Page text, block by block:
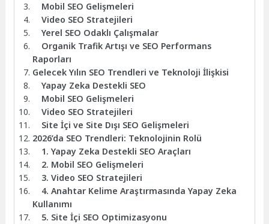
Mobil SEO Gelişmeleri
Video SEO Stratejileri
Yerel SEO Odaklı Çalışmalar
Organik Trafik Artışı ve SEO Performans
Raporları
Gelecek Yılın SEO Trendleri ve Teknoloji İlişkisi
Yapay Zeka Destekli SEO
Mobil SEO Gelişmeleri
Video SEO Stratejileri
Site İçi ve Site Dışı SEO Gelişmeleri
2026’da SEO Trendleri: Teknolojinin Rolü
1. Yapay Zeka Destekli SEO Araçları
2. Mobil SEO Gelişmeleri
3. Video SEO Stratejileri
4. Anahtar Kelime Araştırmasında Yapay Zeka
Kullanımı
5. Site İçi SEO Optimizasyonu